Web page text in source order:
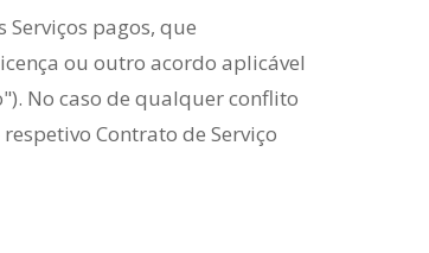
Serviços pagos, que
ou outro acordo aplicável
No caso de qualquer conflito
Contrato de Serviço